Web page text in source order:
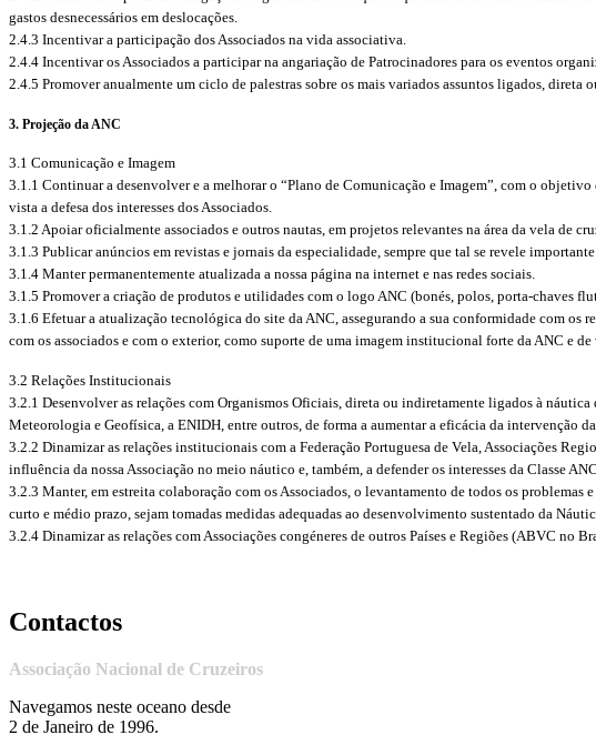
gastos desnecessários em deslocações.
2.4.3 Incentivar a participação dos Associados na vida associativa.
2.4.4 Incentivar os Associados a participar na angariação de Patrocinadores para os eventos
2.4.5 Promover anualmente um ciclo de palestras sobre os mais variados assuntos ligados, direta
3. Projeção da ANC
3.1 Comunicação e Imagem
3.1.1 Continuar a desenvolver e a melhorar o “Plano de Comunicação e Imagem”, com o
vista a defesa dos interesses dos Associados.
3.1.2 Apoiar oficialmente associados e outros nautas, em projetos relevantes na área da vela de
3.1.3 Publicar anúncios em revistas e jornais da especialidade, sempre que tal se revele importante
3.1.4 Manter permanentemente atualizada a nossa página na internet e nas redes sociais.
3.1.5 Promover a criação de produtos e utilidades com o logo ANC (bonés, polos, porta-chaves
3.1.6 Efetuar a atualização tecnológica do site da ANC, assegurando a sua conformidade com
com os associados e com o exterior, como suporte de uma imagem institucional forte da ANC e de
3.2 Relações Institucionais
3.2.1 Desenvolver as relações com Organismos Oficiais, direta ou indiretamente ligados à
Meteorologia e Geofísica, a ENIDH, entre outros, de forma a aumentar a eficácia da intervenção da
3.2.2 Dinamizar as relações institucionais com a Federação Portuguesa de Vela, Associações
influência da nossa Associação no meio náutico e, também, a defender os interesses da Classe
3.2.3 Manter, em estreita colaboração com os Associados, o levantamento de todos os
curto e médio prazo, sejam tomadas medidas adequadas ao desenvolvimento sustentado da
3.2.4 Dinamizar as relações com Associações congéneres de outros Países e Regiões (ABVC
Contactos
Associação Nacional de Cruzeiros
Navegamos neste oceano desde
2 de Janeiro de 1996.